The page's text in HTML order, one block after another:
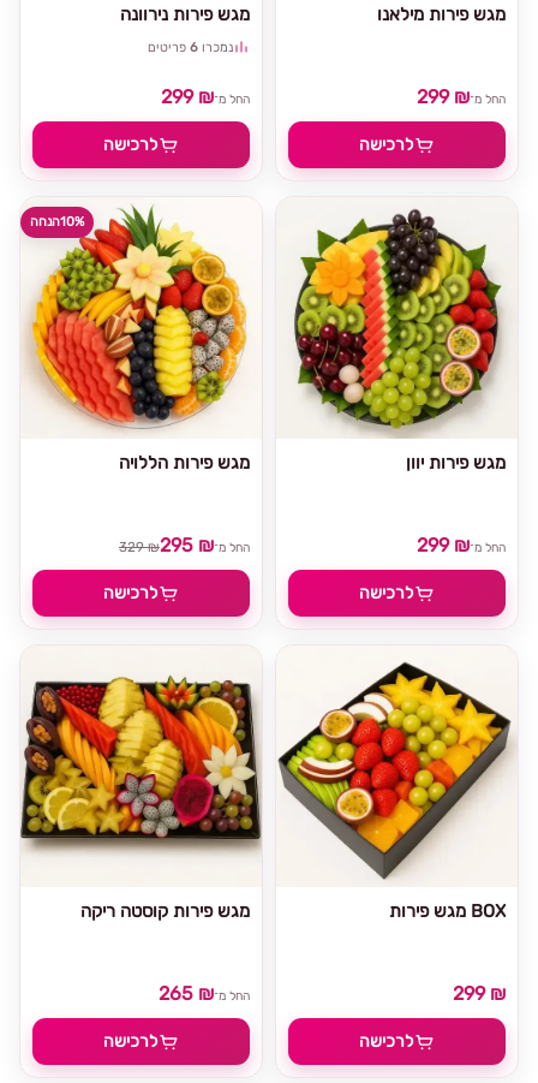
מגש פירות נירוונה
נמכרו 6 פריטים
החל מ־299 ₪
לרכישה
מגש פירות מילאנו
החל מ־299 ₪
לרכישה
10%הנחה
מגש פירות הללויה
החל מ־295 ₪
329 ₪
לרכישה
מגש פירות יוון
החל מ־299 ₪
לרכישה
מגש פירות קוסטה ריקה
החל מ־265 ₪
לרכישה
מגש פירות BOX
299 ₪
לרכישה